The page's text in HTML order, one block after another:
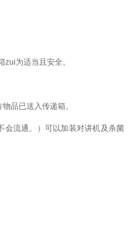
为适当且安全。
品已送入传递箱。
会流通。）可以加装对讲机及杀菌